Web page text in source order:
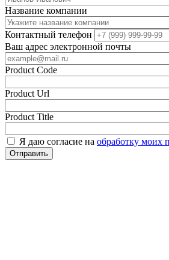
Название компании
Контактный телефон
Ваш адрес электронной почты
Product Code
Product Url
Product Title
Я даю согласие на обработку моих
Отправить